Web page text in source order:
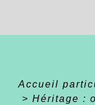
Accueil
> Héritage :